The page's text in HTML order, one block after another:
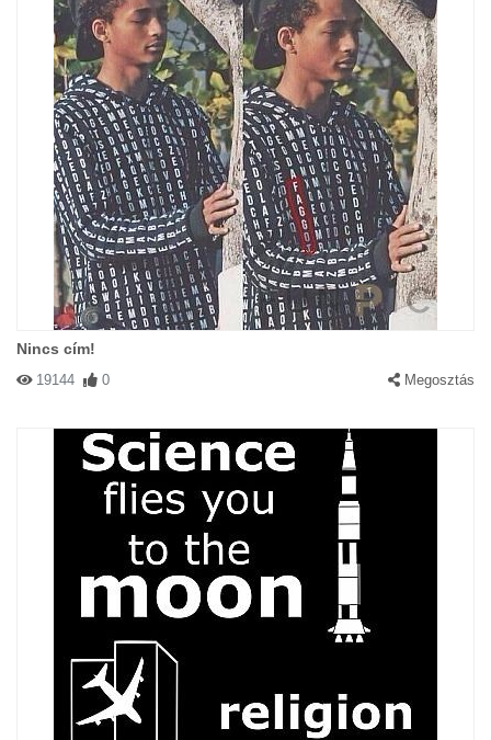
Nincs cím!
19144 0 Megosztás